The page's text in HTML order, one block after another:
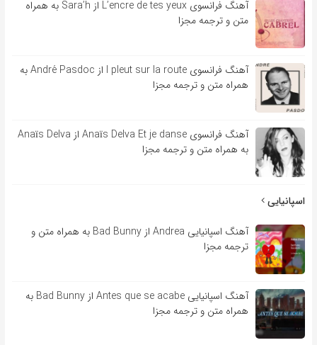
آهنگ فرانسوی L’encre de tes yeux از Sara’h به همراه
متن و ترجمه مجزا
آهنگ فرانسوی l pleut sur la route از André Pasdoc به
همراه متن و ترجمه مجزا
آهنگ فرانسوی Anaïs Delva Et je danse از Anaïs Delva
به همراه متن و ترجمه مجزا
اسپانیایی
آهنگ اسپانیایی Andrea از Bad Bunny به همراه متن و
ترجمه مجزا
آهنگ اسپانیایی Antes que se acabe از Bad Bunny به
همراه متن و ترجمه مجزا